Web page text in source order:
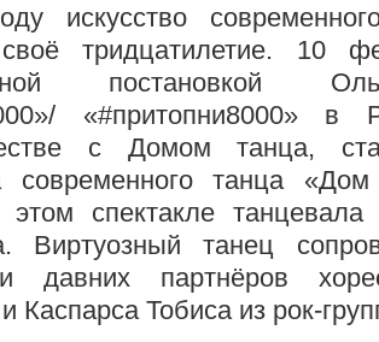
искусство
тридцатилетие. 10
постановкой
«#притопни8000»
с Домом танца,
современного танца
спектакле
Виртуозный танец
давних партнёров
Каспарса Тобиса из рок-